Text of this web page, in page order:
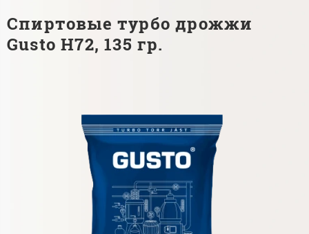
Спиртовые турбо дрожжи
Gusto H72, 135 гр.